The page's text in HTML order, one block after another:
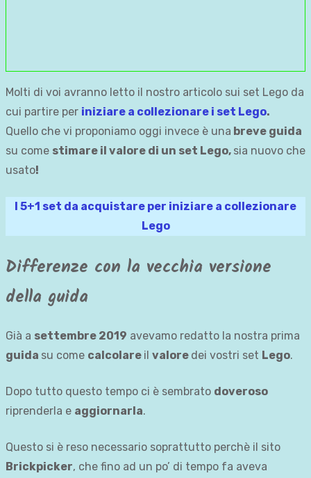
Molti di voi avranno letto il nostro articolo sui set Lego da
cui partire per iniziare a collezionare i set Lego.
Quello che vi proponiamo oggi invece è una breve guida
su come stimare il valore di un set Lego, sia nuovo che
usato!
I 5+1 set da acquistare per iniziare a collezionare
Lego
Differenze con la vecchia versione
della guida
Già a settembre 2019 avevamo redatto la nostra prima
guida su come calcolare il valore dei vostri set Lego.
Dopo tutto questo tempo ci è sembrato doveroso
riprenderla e aggiornarla.
Questo si è reso necessario soprattutto perchè il sito
Brickpicker, che fino ad un po’ di tempo fa aveva